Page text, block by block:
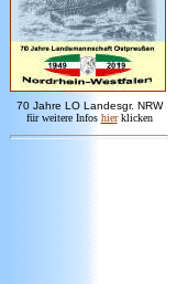
70 Jahre LO Landesgr. NRW
für weitere Infos hier klicken